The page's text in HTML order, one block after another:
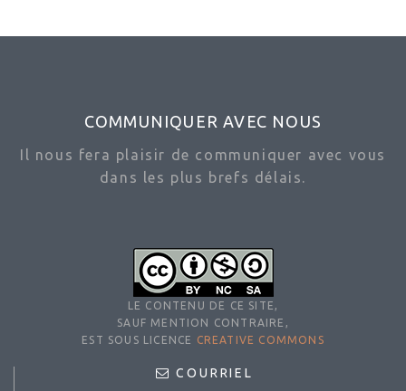
COMMUNIQUER AVEC NOUS
Il nous fera plaisir de communiquer avec vous
dans les plus brefs délais.
LE CONTENU DE CE SITE,
SAUF MENTION CONTRAIRE,
EST SOUS LICENCE
CREATIVE COMMONS
COURRIEL